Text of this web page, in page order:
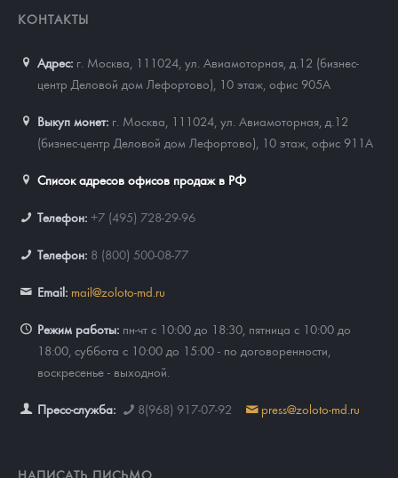
КОНТАКТЫ
Адрес: г. Москва, 111024 ул. Авиамоторная, д.12 (бизнес-
центр Деловой дом Лефортово), 10 этаж, офис 905А
Выкуп монет: г. Москва, 111024, ул. Авиамоторная, д.12
(бизнес-центр Деловой дом Лефортово), 10 этаж, офис 911А
Список адресов офисов продаж в РФ
Телефон: +7 (495) 728-29-96
Телефон: 8 (800) 500-08-77
Email: mail@zoloto-md.ru
Режим работы: пн-чт с 10:00 до 18:30, пятница с 10:00 до
18:00, суббота с 10:00 до 15:00 - по договоренности,
воскресенье - выходной.
Пресс-служба: 8(968) 917-07-92 press@zoloto-md.ru